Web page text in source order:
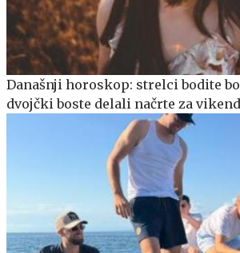
Današnji horoskop: strelci bodite
dvojčki boste delali načrte za vikend